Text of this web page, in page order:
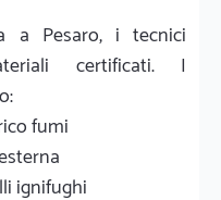
a Pesaro, i tecnici
certificati. I
fumi
ignifughi